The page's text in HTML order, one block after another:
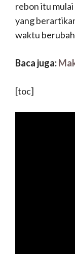
rebon itu
yang
waktu
Baca juga:
[toc]